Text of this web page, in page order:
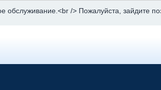
обслуживание.<br /> Пожалуйста, зайдите